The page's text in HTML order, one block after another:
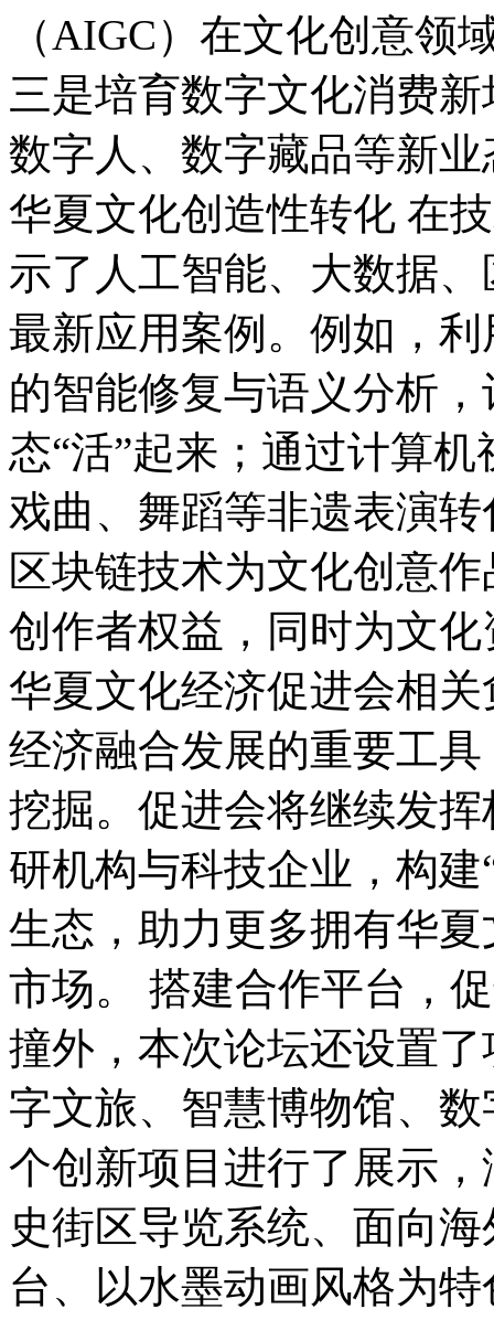
（AIGC）在文化创意领
三是培育数字文化消费
数字人、数字藏品等新
华夏文化创造性转化 在
示了人工智能、大数据
最新应用案例。例如，
的智能修复与语义分析
态“活”起来；通过计算
戏曲、舞蹈等非遗表演
区块链技术为文化创意
创作者权益，同时为文
华夏文化经济促进会相
经济融合发展的重要工
挖掘。促进会将继续发
研机构与科技企业，构
生态，助力更多拥有华
市场。 搭建合作平台，
撞外，本次论坛还设置
字文旅、智慧博物馆、
个创新项目进行了展示
史街区导览系统、面向
台、以水墨动画风格为